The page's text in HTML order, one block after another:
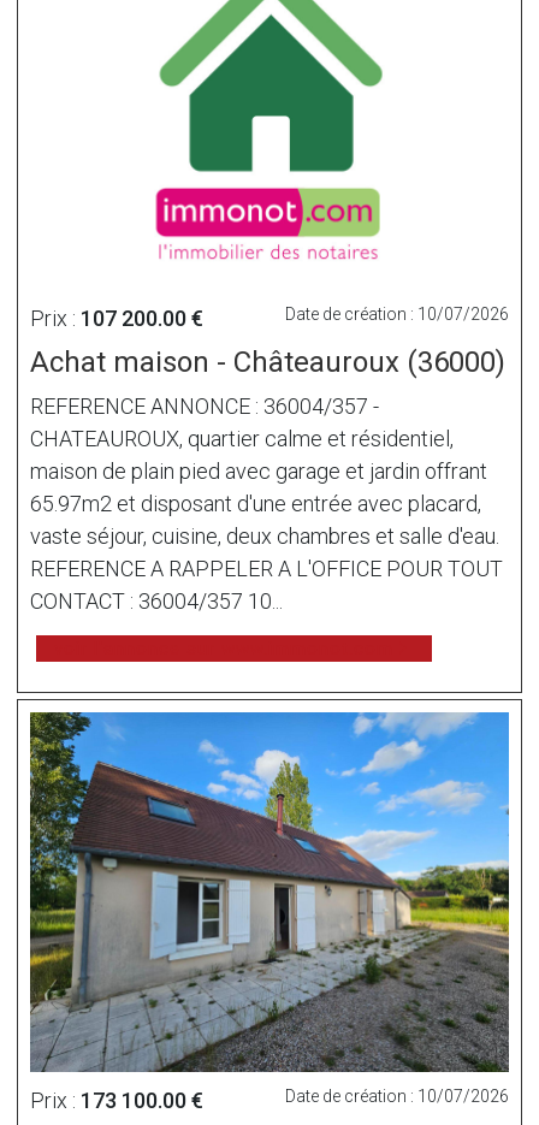
Prix : 107 200.00 € Date de création : 10/07/2026
Achat maison - Châteauroux (36000)
REFERENCE ANNONCE : 36004/357 -
CHATEAUROUX, quartier calme et résidentiel,
maison de plain pied avec garage et jardin offrant
65.97m2 et disposant d'une entrée avec placard,
vaste séjour, cuisine, deux chambres et salle d'eau.
REFERENCE A RAPPELER A L'OFFICE POUR TOUT
CONTACT : 36004/357 10...
Prix : 173 100.00 € Date de création : 10/07/2026